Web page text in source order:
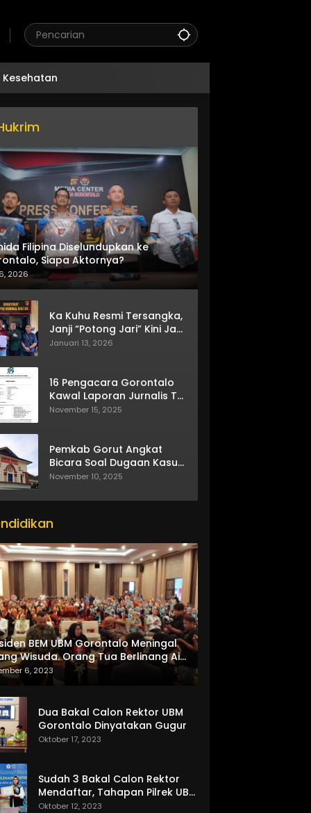
Kesehatan
Filipina Diselundupkan ke
Siapa Aktornya?
2026
Ka Kuhu Resmi Tersangka,
Janji “Potong Jari” Kini Jadi
Bumerang
Januari 13, 2026
16 Pengacara Gorontalo
Kawal Laporan Jurnalis TV
One
November 15, 2025
Pemkab Gorut Angkat
Bicara Soal Dugaan Kasus
Asusila Oknum ASN
November 10, 2025
BEM UBM Gorontalo Meningal
Wisuda. Orang Tua Berlinang Air
Menerima SKL dan Pemasangan
6, 2023
Dua Bakal Calon Rektor UBM
Gorontalo Dinyatakan Gugur
Oktober 17, 2023
Sudah 3 Bakal Calon Rektor
Mendaftar, Tahapan Pilrek UBM
Gorontalo Makin Seru
Oktober 12, 2023